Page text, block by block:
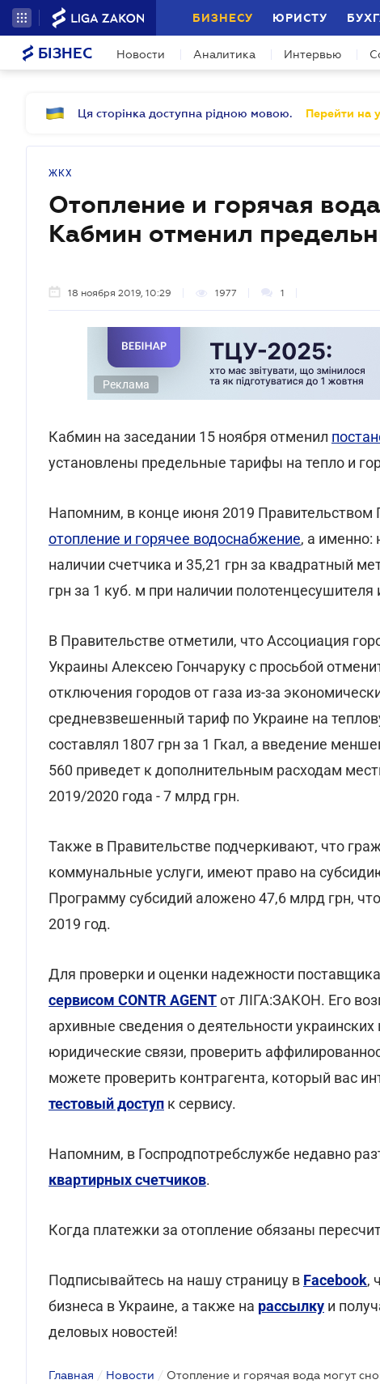
БИЗНЕСУ ЮРИСТУ
БІЗНЕС Новости Аналитика Интервью
Ця сторінка доступна рідною мовою. Перейти на
ЖКХ
Отопление и горячая
Кабмин отменил
18 ноября 2019, 10:29 1977 1
Реклама
Кабмин на заседании 15 ноября отменил
установлены предельные тарифы на тепло и
Напомним, в конце июня 2019 Правительством
отопление и горячее водоснабжение, а именно:
наличии счетчика и 35,21 грн за квадратный
грн за 1 куб. м при наличии полотенцесушителя
В Правительстве отметили, что Ассоциация
Украины Алексею Гончаруку с просьбой
отключения городов от газа из-за
средневзвешенный тариф по Украине на
составлял 1807 грн за 1 Гкал, а введение
560 приведет к дополнительным расходам
2019/2020 года - 7 млрд грн.
Также в Правительстве подчеркивают, что
коммунальные услуги, имеют право на
Программу субсидий аложено 47,6 млрд грн,
2019 год.
Для проверки и оценки надежности
сервисом CONTR AGENTот ЛІГА:ЗАКОН. Его
архивные сведения о деятельности
юридические связи, проверить
можете проверить контрагента, который вас
тестовый доступ к сервису.
Напомним, в Госпродпотребслужбе недавно
квартирных счетчиков.
Когда платежки за отопление обязаны
Подписывайтесь на нашу страницу в Facebook,
бизнеса в Украине, а также на рассылку и
деловых новостей!
Главная / Новости /